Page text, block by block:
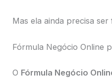
Mas ela ainda precisa ser
Fórmula Negócio Online
O Fórmula Negócio